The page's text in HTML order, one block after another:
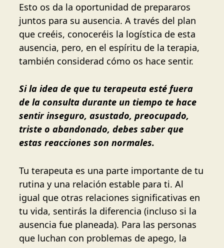
Esto os da la oportunidad de prepararos
juntos para su ausencia. A través del plan
que creéis, conoceréis la logística de esta
ausencia, pero, en el espíritu de la terapia,
también considerad cómo os hace sentir.
Si la idea de que tu terapeuta esté fuera
de la consulta durante un tiempo te hace
sentir inseguro, asustado, preocupado,
triste o abandonado, debes saber que
estas reacciones son normales.
Tu terapeuta es una parte importante de tu
rutina y una relación estable para ti. Al
igual que otras relaciones significativas en
tu vida, sentirás la diferencia (incluso si la
ausencia fue planeada). Para las personas
que luchan con problemas de apego, la